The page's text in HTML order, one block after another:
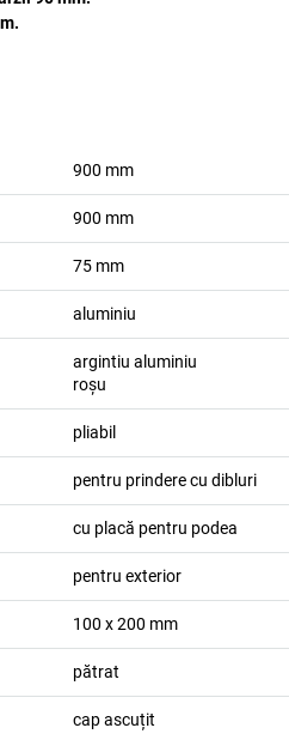
900 mm
900 mm
75 mm
aluminiu
argintiu aluminiu
roșu
pliabil
pentru prindere cu dibluri
cu placă pentru podea
pentru exterior
100 x 200 mm
pătrat
cap ascuțit